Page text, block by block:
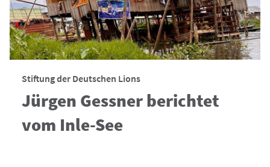
Stiftung der Deutschen Lions
Jürgen Gessner berichtet
vom Inle-See